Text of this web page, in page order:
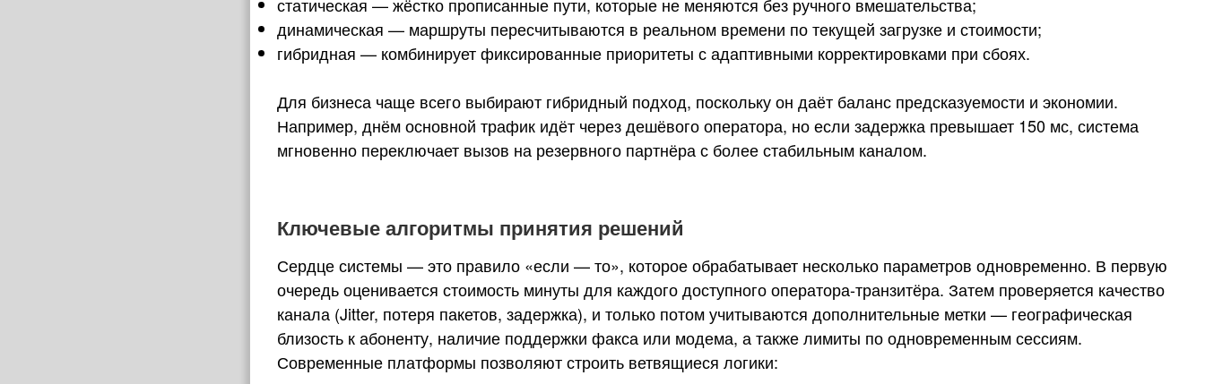
динамическая — маршруты пересчитываются в реальном времени по текущей загрузке и стоимости;
гибридная — комбинирует фиксированные приоритеты с адаптивными корректировками при сбоях.
Для бизнеса чаще всего выбирают гибридный подход, поскольку он даёт баланс предсказуемости и экономии.
Например, днём основной трафик идёт через дешёвого оператора, но если задержка превышает 150 мс, система
мгновенно переключает вызов на резервного партнёра с более стабильным каналом.
Ключевые алгоритмы принятия решений
Сердце системы — это правило «если — то», которое обрабатывает несколько параметров одновременно. В первую
очередь оценивается стоимость минуты для каждого доступного оператора-транзитёра. Затем проверяется качество
канала (Jitter, потеря пакетов, задержка), и только потом учитываются дополнительные метки — географическая
близость к абоненту, наличие поддержки факса или модема, а также лимиты по одновременным сессиям.
Современные платформы позволяют строить ветвящиеся логики: